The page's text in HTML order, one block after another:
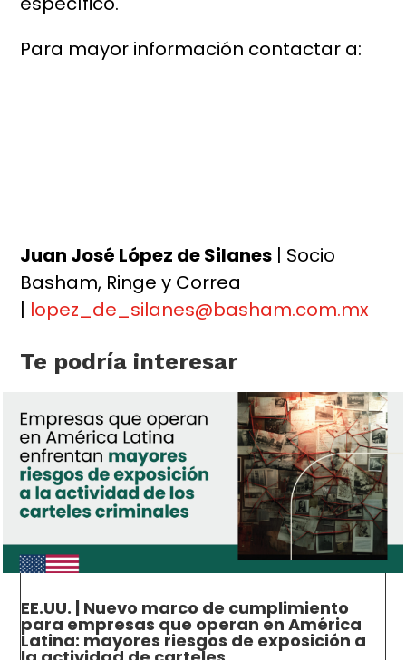
Para mayor información contactar a:
Te podría interesar
EE.UU. | Nuevo marco de cumplimiento
para empresas que operan en América
Latina: mayores riesgos de exposición a
la actividad de carteles
Ago 5, 2026 Noticias